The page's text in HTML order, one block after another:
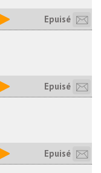
Epuisé
Epuisé
Epuisé